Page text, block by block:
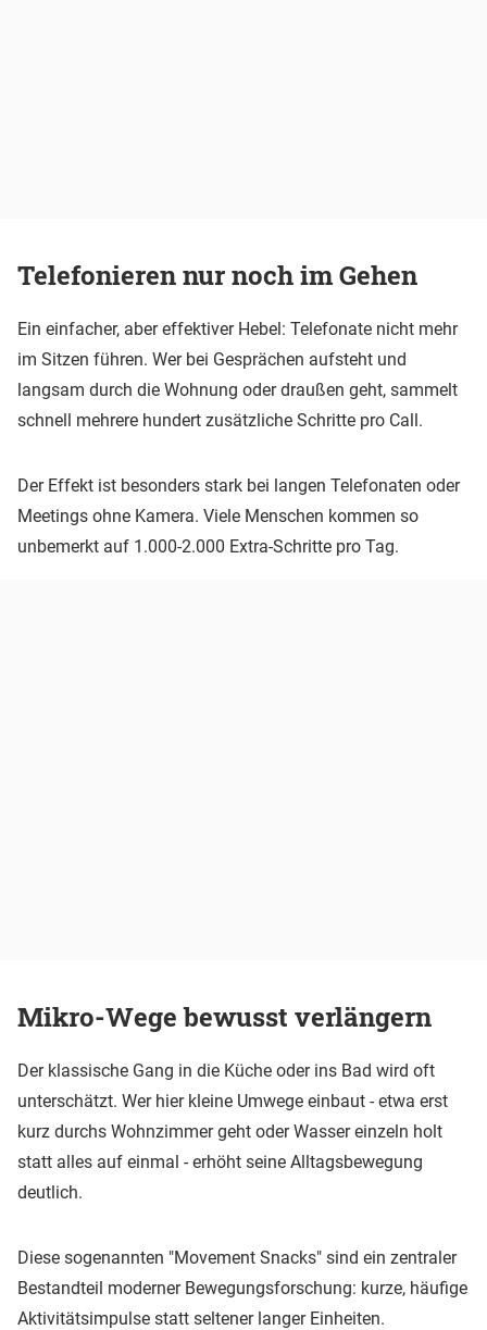
Telefonieren nur noch im Gehen
Ein einfacher, aber effektiver Hebel: Telefonate nicht mehr
im Sitzen führen. Wer bei Gesprächen aufsteht und
langsam durch die Wohnung oder draußen geht, sammelt
schnell mehrere hundert zusätzliche Schritte pro Call.
Der Effekt ist besonders stark bei langen Telefonaten oder
Meetings ohne Kamera. Viele Menschen kommen so
unbemerkt auf 1.000-2.000 Extra-Schritte pro Tag.
Mikro-Wege bewusst verlängern
Der klassische Gang in die Küche oder ins Bad wird oft
unterschätzt. Wer hier kleine Umwege einbaut - etwa erst
kurz durchs Wohnzimmer geht oder Wasser einzeln holt
statt alles auf einmal - erhöht seine Alltagsbewegung
deutlich.
Diese sogenannten "Movement Snacks" sind ein zentraler
Bestandteil moderner Bewegungsforschung: kurze, häufige
Aktivitätsimpulse statt seltener langer Einheiten.